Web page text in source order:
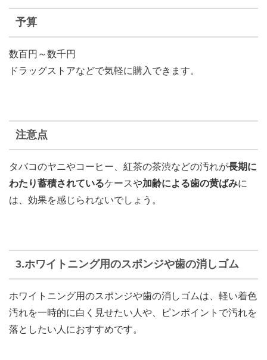
予算
数百円～数千円
ドラッグストアなどで気軽に購入できます。
注意点
タバコのヤニやコーヒー、紅茶の茶渋などの汚れが長期に
わたり蓄積されているケースや加齢による歯の黄ばみに
は、効果を感じられないでしょう。
3.ホワイトニング用のスポンジや歯の消しゴム
ホワイトニング用のスポンジや歯の消しゴムは、軽い着色
汚れを一時的に白く見せたい人や、ピンポイントで汚れを
落としたい人におすすめです。